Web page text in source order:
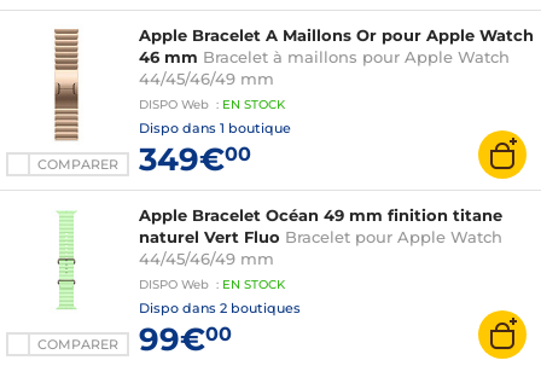
COMPARER
Apple Bracelet A Maillons Or pour Apple Watch
46 mm Bracelet à maillons pour Apple Watch
44/45/46/49 mm
DISPO Web : EN STOCK
Dispo dans 1 boutique
349€00
COMPARER
Apple Bracelet Océan 49 mm finition titane
naturel Vert Fluo Bracelet pour Apple Watch
44/45/46/49 mm
DISPO Web : EN STOCK
Dispo dans 2 boutiques
99€00